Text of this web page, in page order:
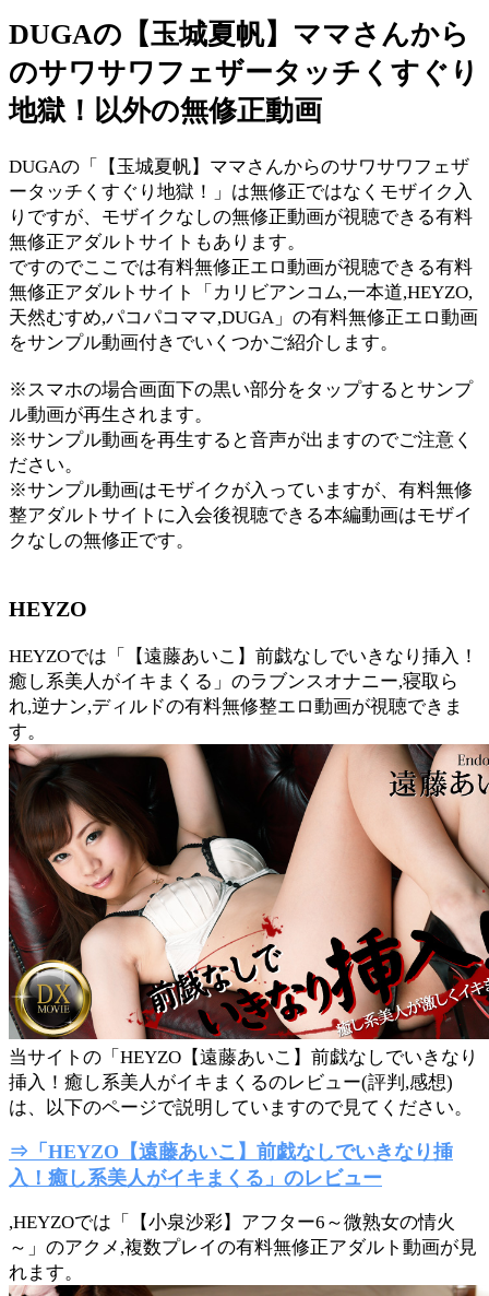
DUGAの【玉城夏帆】ママさんから
のサワサワフェザータッチくすぐり
地獄！以外の無修正動画
DUGAの「【玉城夏帆】ママさんからのサワサワフェザ
ータッチくすぐり地獄！」は無修正ではなくモザイク入
りですが、モザイクなしの無修正動画が視聴できる有料
無修正アダルトサイトもあります。
ですのでここでは有料無修正エロ動画が視聴できる有料
無修正アダルトサイト「カリビアンコム,一本道,HEYZO,
天然むすめ,パコパコママ,DUGA」の有料無修正エロ動画
をサンプル動画付きでいくつかご紹介します。
※スマホの場合画面下の黒い部分をタップするとサンプ
ル動画が再生されます。
※サンプル動画を再生すると音声が出ますのでご注意く
ださい。
※サンプル動画はモザイクが入っていますが、有料無修
整アダルトサイトに入会後視聴できる本編動画はモザイ
クなしの無修正です。
HEYZO
HEYZOでは「【遠藤あいこ】前戯なしでいきなり挿入！
癒し系美人がイキまくる」のラブンスオナニー,寝取ら
れ,逆ナン,ディルドの有料無修整エロ動画が視聴できま
す。
当サイトの「HEYZO【遠藤あいこ】前戯なしでいきなり
挿入！癒し系美人がイキまくるのレビュー(評判,感想)
は、以下のページで説明していますので見てください。
⇒「HEYZO【遠藤あいこ】前戯なしでいきなり挿
入！癒し系美人がイキまくる」のレビュー
,HEYZOでは「【小泉沙彩】アフター6～微熟女の情火
～」のアクメ,複数プレイの有料無修正アダルト動画が見
れます。